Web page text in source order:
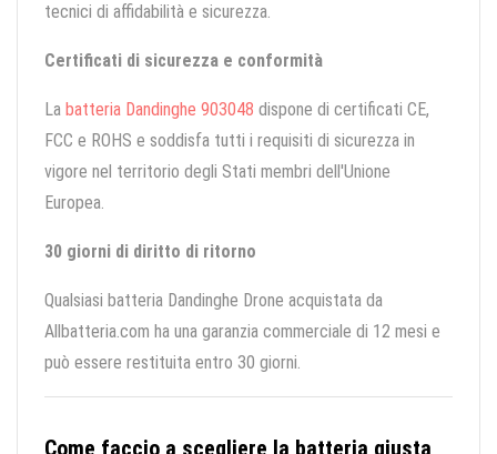
tecnici di affidabilità e sicurezza.
Certificati di sicurezza e conformità
La batteria Dandinghe 903048 dispone di certificati CE,
FCC e ROHS e soddisfa tutti i requisiti di sicurezza in
vigore nel territorio degli Stati membri dell'Unione
Europea.
30 giorni di diritto di ritorno
Qualsiasi batteria Dandinghe Drone acquistata da
Allbatteria.com ha una garanzia commerciale di 12 mesi e
può essere restituita entro 30 giorni.